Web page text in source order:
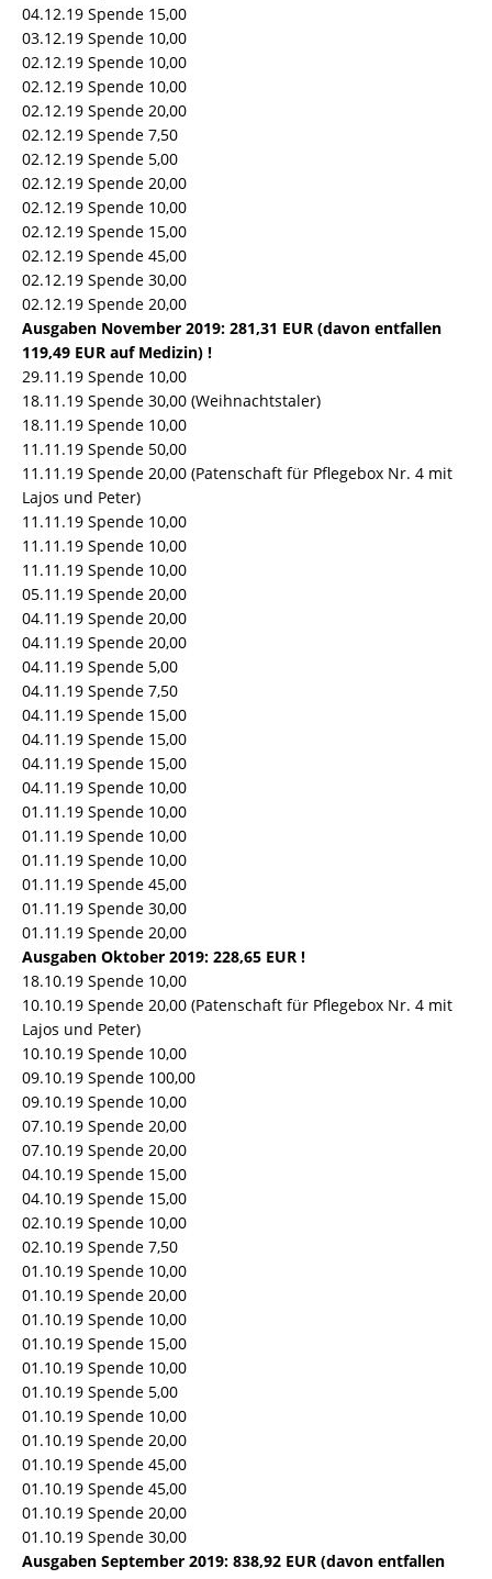
04.12.19 Spende 15,00
03.12.19 Spende 10,00
02.12.19 Spende 10,00
02.12.19 Spende 10,00
02.12.19 Spende 20,00
02.12.19 Spende 7,50
02.12.19 Spende 5,00
02.12.19 Spende 20,00
02.12.19 Spende 10,00
02.12.19 Spende 15,00
02.12.19 Spende 45,00
02.12.19 Spende 30,00
02.12.19 Spende 20,00
Ausgaben November 2019: 281,31 EUR (davon entfallen
119,49 EUR auf Medizin) !
29.11.19 Spende 10,00
18.11.19 Spende 30,00 (Weihnachtstaler)
18.11.19 Spende 10,00
11.11.19 Spende 50,00
11.11.19 Spende 20,00 (Patenschaft für Pflegebox Nr. 4 mit
Lajos und Peter)
11.11.19 Spende 10,00
11.11.19 Spende 10,00
11.11.19 Spende 10,00
05.11.19 Spende 20,00
04.11.19 Spende 20,00
04.11.19 Spende 20,00
04.11.19 Spende 5,00
04.11.19 Spende 7,50
04.11.19 Spende 15,00
04.11.19 Spende 15,00
04.11.19 Spende 15,00
04.11.19 Spende 10,00
01.11.19 Spende 10,00
01.11.19 Spende 10,00
01.11.19 Spende 10,00
01.11.19 Spende 45,00
01.11.19 Spende 30,00
01.11.19 Spende 20,00
Ausgaben Oktober 2019: 228,65 EUR !
18.10.19 Spende 10,00
10.10.19 Spende 20,00 (Patenschaft für Pflegebox Nr. 4 mit
Lajos und Peter)
10.10.19 Spende 10,00
09.10.19 Spende 100,00
09.10.19 Spende 10,00
07.10.19 Spende 20,00
07.10.19 Spende 20,00
04.10.19 Spende 15,00
04.10.19 Spende 15,00
02.10.19 Spende 10,00
02.10.19 Spende 7,50
01.10.19 Spende 10,00
01.10.19 Spende 20,00
01.10.19 Spende 10,00
01.10.19 Spende 15,00
01.10.19 Spende 10,00
01.10.19 Spende 5,00
01.10.19 Spende 10,00
01.10.19 Spende 20,00
01.10.19 Spende 45,00
01.10.19 Spende 45,00
01.10.19 Spende 20,00
01.10.19 Spende 30,00
Ausgaben September 2019: 838,92 EUR (davon entfallen